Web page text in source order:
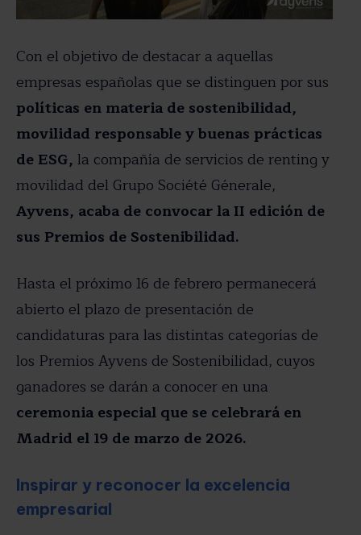
Con el objetivo de destacar a aquellas
empresas españolas que se distinguen por sus
políticas en materia de sostenibilidad,
movilidad responsable y buenas prácticas
de ESG, la compañía de servicios de renting y
movilidad del Grupo Société Génerale,
Ayvens, acaba de convocar la II edición de
sus Premios de Sostenibilidad.
Hasta el próximo 16 de febrero permanecerá
abierto el plazo de presentación de
candidaturas para las distintas categorías de
los Premios Ayvens de Sostenibilidad, cuyos
ganadores se darán a conocer en una
ceremonia especial que se celebrará en
Madrid el 19 de marzo de 2026.
Inspirar y reconocer la excelencia
empresarial